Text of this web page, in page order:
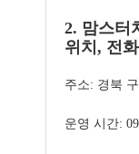
2. 맘스터
위치, 전
주소: 경북
운영 시간: